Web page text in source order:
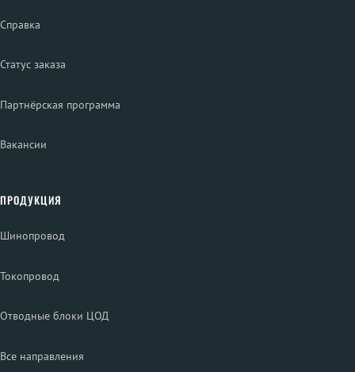
Справка
Статус заказа
Партнёрская программа
Вакансии
ПРОДУКЦИЯ
Шинопровод
Токопровод
Отводные блоки ЦОД
Все направления